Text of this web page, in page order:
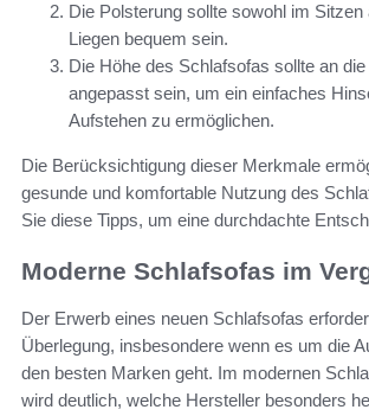
Die Polsterung sollte sowohl im Sitzen
Liegen bequem sein.
Die Höhe des Schlafsofas sollte an
angepasst sein, um ein einfaches
Aufstehen zu ermöglichen.
Die Berücksichtigung dieser Merkmale
gesunde und komfortable Nutzung des
Sie diese Tipps, um eine durchdachte
Moderne Schlafsofas im
Der Erwerb eines neuen Schlafsofas
Überlegung, insbesondere wenn es um die
den besten Marken geht. Im modernen
wird deutlich, welche Hersteller besonders